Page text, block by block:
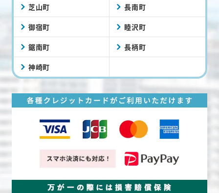
芝山町 長南町
御宿町 睦沢町
鋸南町 長柄町
神崎町